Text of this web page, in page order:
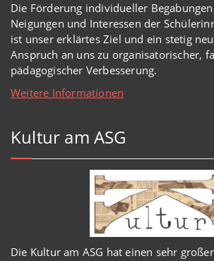
Die Förderung individueller
Neigungen und Interessen der
ist unser erklärtes Ziel und ein stetig
Anspruch an uns zu organisatorischer,
pädagogischer Verbesserung.
Weitere Informationen
Kultur am ASG
Die Kultur am ASG hat einen sehr